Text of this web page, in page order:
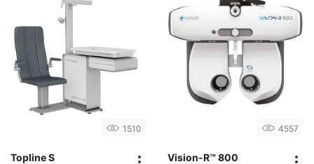
1510
Topline S
4557
Vision-R™ 800